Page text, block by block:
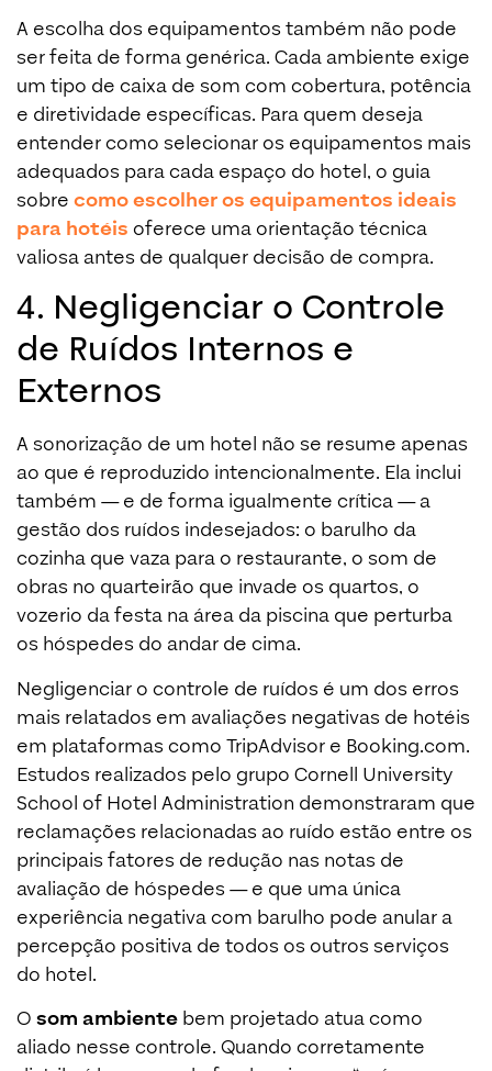
A escolha dos equipamentos também não pode
ser feita de forma genérica. Cada ambiente exige
um tipo de caixa de som com cobertura, potência
e diretividade específicas. Para quem deseja
entender como selecionar os equipamentos mais
adequados para cada espaço do hotel, o guia
sobre como escolher os equipamentos ideais
para hotéis oferece uma orientação técnica
valiosa antes de qualquer decisão de compra.
4. Negligenciar o Controle
de Ruídos Internos e
Externos
A sonorização de um hotel não se resume apenas
ao que é reproduzido intencionalmente. Ela inclui
também — e de forma igualmente crítica — a
gestão dos ruídos indesejados: o barulho da
cozinha que vaza para o restaurante, o som de
obras no quarteirão que invade os quartos, o
vozerio da festa na área da piscina que perturba
os hóspedes do andar de cima.
Negligenciar o controle de ruídos é um dos erros
mais relatados em avaliações negativas de hotéis
em plataformas como TripAdvisor e Booking.com.
Estudos realizados pelo grupo Cornell University
School of Hotel Administration demonstraram que
reclamações relacionadas ao ruído estão entre os
principais fatores de redução nas notas de
avaliação de hóspedes — e que uma única
experiência negativa com barulho pode anular a
percepção positiva de todos os outros serviços
do hotel.
O som ambiente bem projetado atua como
aliado nesse controle. Quando corretamente